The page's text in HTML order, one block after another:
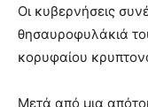
Οι κυβερνήσεις
θησαυροφυλάκιά
κορυφαίου
Μετά από μια